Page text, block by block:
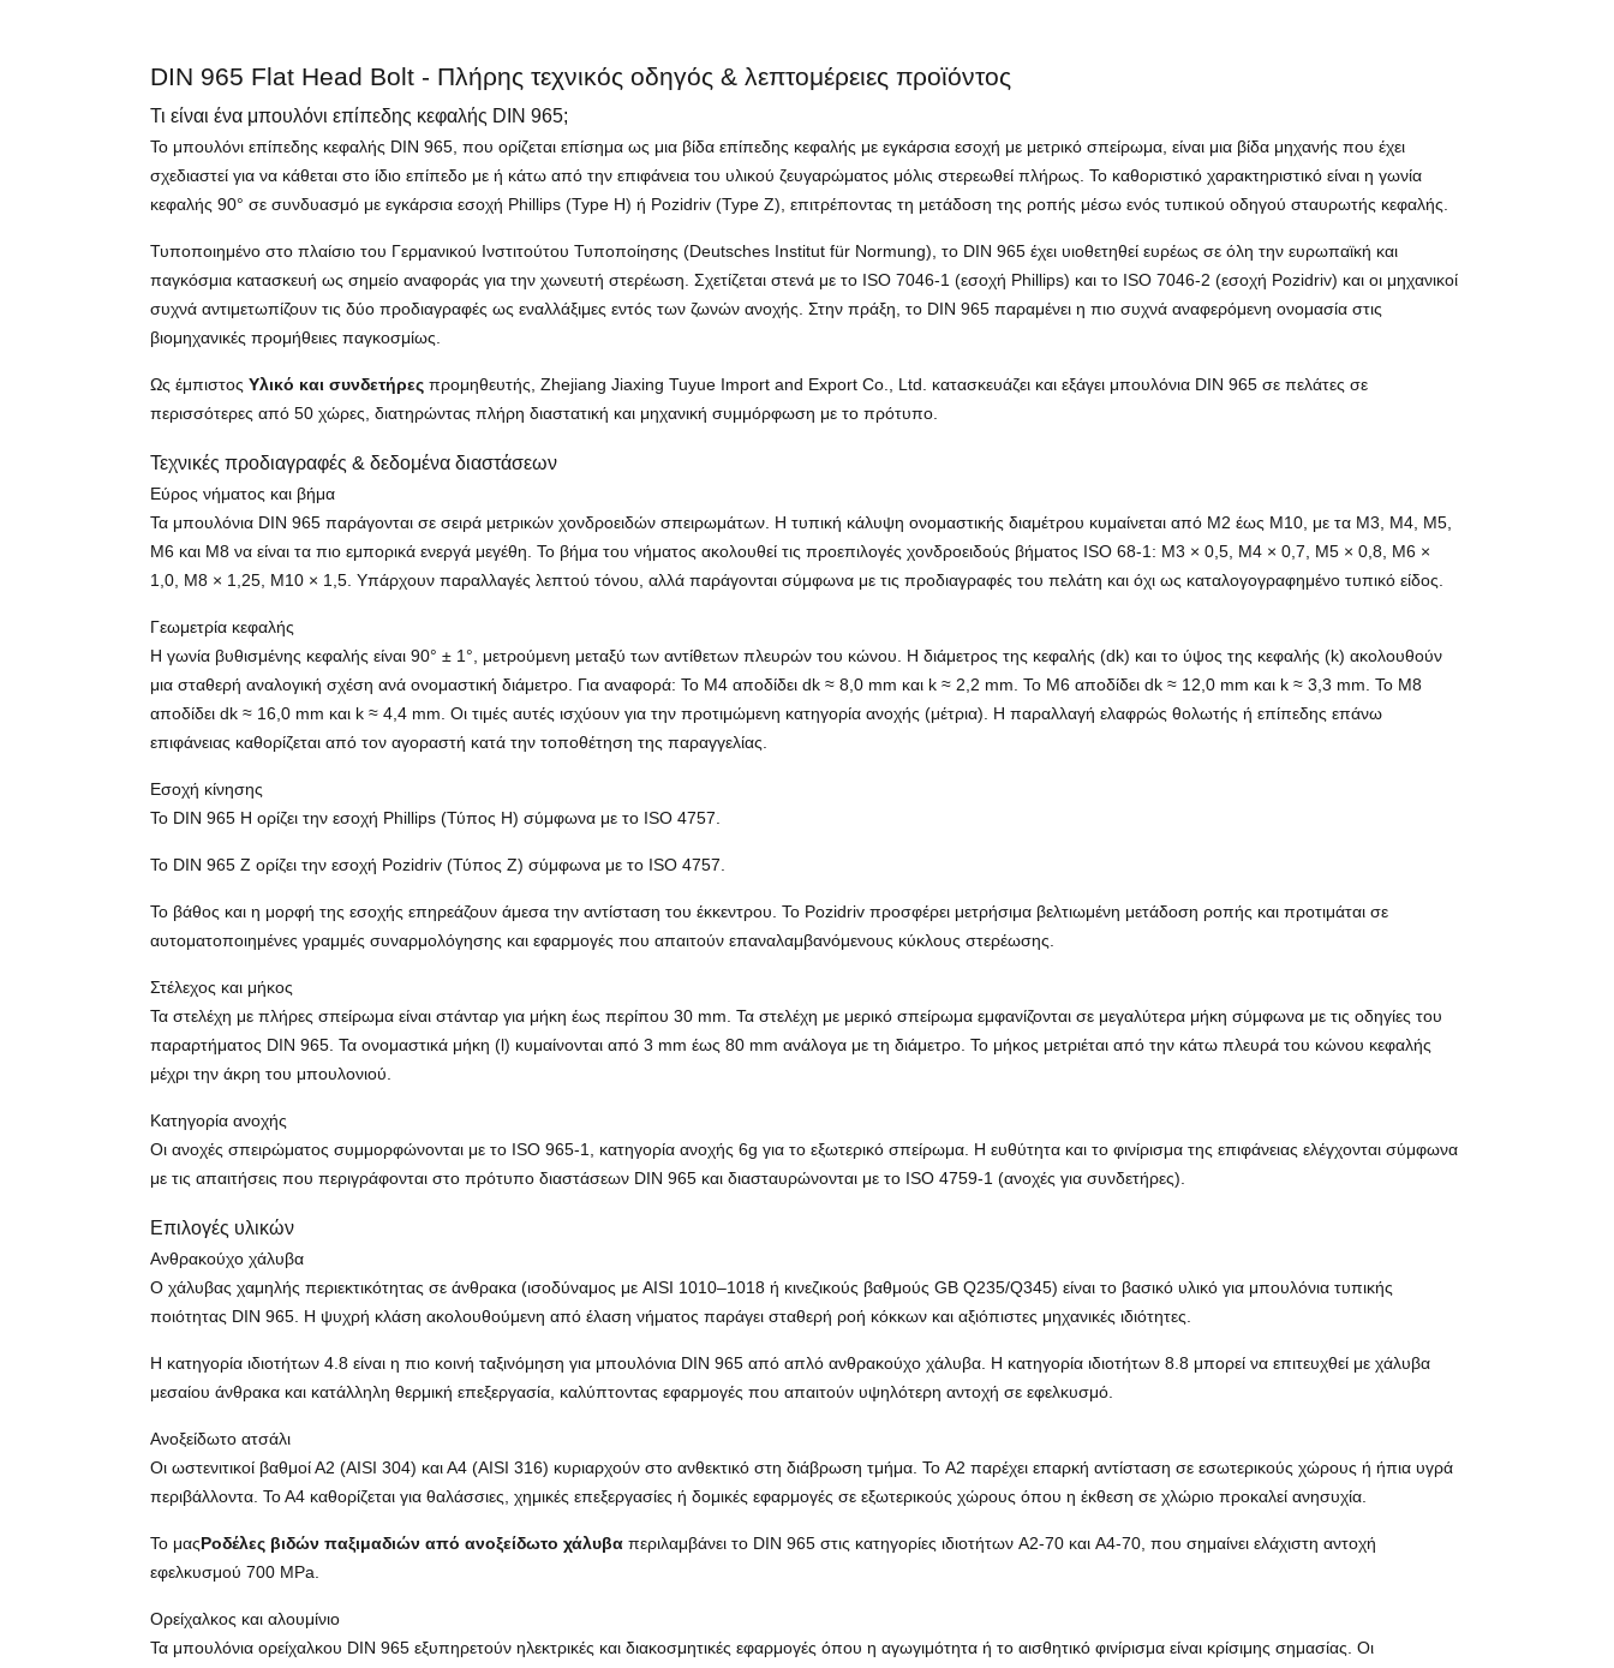
DIN 965 Flat Head Bolt - Πλήρης τεχνικός οδηγός & λεπτομέρειες προϊόντος
Τι είναι ένα μπουλόνι επίπεδης κεφαλής DIN 965;
Το μπουλόνι επίπεδης κεφαλής DIN 965, που ορίζεται επίσημα ως μια βίδα επίπεδης κεφαλής με εγκάρσια εσοχή με μετρικό σπείρωμα, είναι μια βίδα μηχανής που έχει
σχεδιαστεί για να κάθεται στο ίδιο επίπεδο με ή κάτω από την επιφάνεια του υλικού ζευγαρώματος μόλις στερεωθεί πλήρως. Το καθοριστικό χαρακτηριστικό είναι η γωνία
κεφαλής 90° σε συνδυασμό με εγκάρσια εσοχή Phillips (Type H) ή Pozidriv (Type Z), επιτρέποντας τη μετάδοση της ροπής μέσω ενός τυπικού οδηγού σταυρωτής κεφαλής.
Τυποποιημένο στο πλαίσιο του Γερμανικού Ινστιτούτου Τυποποίησης (Deutsches Institut für Normung), το DIN 965 έχει υιοθετηθεί ευρέως σε όλη την ευρωπαϊκή και
παγκόσμια κατασκευή ως σημείο αναφοράς για την χωνευτή στερέωση. Σχετίζεται στενά με το ISO 7046-1 (εσοχή Phillips) και το ISO 7046-2 (εσοχή Pozidriv) και οι μηχανικοί
συχνά αντιμετωπίζουν τις δύο προδιαγραφές ως εναλλάξιμες εντός των ζωνών ανοχής. Στην πράξη, το DIN 965 παραμένει η πιο συχνά αναφερόμενη ονομασία στις
βιομηχανικές προμήθειες παγκοσμίως.
Ως έμπιστοςΥλικό και συνδετήρες προμηθευτής, Zhejiang Jiaxing Tuyue Import and Export Co., Ltd. κατασκευάζει και εξάγει μπουλόνια DIN 965 σε πελάτες σε
περισσότερες από 50 χώρες, διατηρώντας πλήρη διαστατική και μηχανική συμμόρφωση με το πρότυπο.
Τεχνικές προδιαγραφές & δεδομένα διαστάσεων
Εύρος νήματος και βήμα
Τα μπουλόνια DIN 965 παράγονται σε σειρά μετρικών χονδροειδών σπειρωμάτων. Η τυπική κάλυψη ονομαστικής διαμέτρου κυμαίνεται από M2 έως M10, με τα M3, M4, M5,
M6 και M8 να είναι τα πιο εμπορικά ενεργά μεγέθη. Το βήμα του νήματος ακολουθεί τις προεπιλογές χονδροειδούς βήματος ISO 68-1: M3 × 0,5, M4 × 0,7, M5 × 0,8, M6 ×
1,0, M8 × 1,25, M10 × 1,5. Υπάρχουν παραλλαγές λεπτού τόνου, αλλά παράγονται σύμφωνα με τις προδιαγραφές του πελάτη και όχι ως καταλογογραφημένο τυπικό είδος.
Γεωμετρία κεφαλής
Η γωνία βυθισμένης κεφαλής είναι 90° ± 1°, μετρούμενη μεταξύ των αντίθετων πλευρών του κώνου. Η διάμετρος της κεφαλής (dk) και το ύψος της κεφαλής (k) ακολουθούν
μια σταθερή αναλογική σχέση ανά ονομαστική διάμετρο. Για αναφορά: Το M4 αποδίδει dk ≈ 8,0 mm και k ≈ 2,2 mm. Το M6 αποδίδει dk ≈ 12,0 mm και k ≈ 3,3 mm. Το M8
αποδίδει dk ≈ 16,0 mm και k ≈ 4,4 mm. Οι τιμές αυτές ισχύουν για την προτιμώμενη κατηγορία ανοχής (μέτρια). Η παραλλαγή ελαφρώς θολωτής ή επίπεδης επάνω
επιφάνειας καθορίζεται από τον αγοραστή κατά την τοποθέτηση της παραγγελίας.
Εσοχή κίνησης
Το DIN 965 H ορίζει την εσοχή Phillips (Τύπος H) σύμφωνα με το ISO 4757.
Το DIN 965 Z ορίζει την εσοχή Pozidriv (Τύπος Z) σύμφωνα με το ISO 4757.
Το βάθος και η μορφή της εσοχής επηρεάζουν άμεσα την αντίσταση του έκκεντρου. Το Pozidriv προσφέρει μετρήσιμα βελτιωμένη μετάδοση ροπής και προτιμάται σε
αυτοματοποιημένες γραμμές συναρμολόγησης και εφαρμογές που απαιτούν επαναλαμβανόμενους κύκλους στερέωσης.
Στέλεχος και μήκος
Τα στελέχη με πλήρες σπείρωμα είναι στάνταρ για μήκη έως περίπου 30 mm. Τα στελέχη με μερικό σπείρωμα εμφανίζονται σε μεγαλύτερα μήκη σύμφωνα με τις οδηγίες του
παραρτήματος DIN 965. Τα ονομαστικά μήκη (l) κυμαίνονται από 3 mm έως 80 mm ανάλογα με τη διάμετρο. Το μήκος μετριέται από την κάτω πλευρά του κώνου κεφαλής
μέχρι την άκρη του μπουλονιού.
Κατηγορία ανοχής
Οι ανοχές σπειρώματος συμμορφώνονται με το ISO 965-1, κατηγορία ανοχής 6g για το εξωτερικό σπείρωμα. Η ευθύτητα και το φινίρισμα της επιφάνειας ελέγχονται σύμφωνα
με τις απαιτήσεις που περιγράφονται στο πρότυπο διαστάσεων DIN 965 και διασταυρώνονται με το ISO 4759-1 (ανοχές για συνδετήρες).
Επιλογές υλικών
Ανθρακούχο χάλυβα
Ο χάλυβας χαμηλής περιεκτικότητας σε άνθρακα (ισοδύναμος με AISI 1010–1018 ή κινεζικούς βαθμούς GB Q235/Q345) είναι το βασικό υλικό για μπουλόνια τυπικής
ποιότητας DIN 965. Η ψυχρή κλάση ακολουθούμενη από έλαση νήματος παράγει σταθερή ροή κόκκων και αξιόπιστες μηχανικές ιδιότητες.
Η κατηγορία ιδιοτήτων 4.8 είναι η πιο κοινή ταξινόμηση για μπουλόνια DIN 965 από απλό ανθρακούχο χάλυβα. Η κατηγορία ιδιοτήτων 8.8 μπορεί να επιτευχθεί με χάλυβα
μεσαίου άνθρακα και κατάλληλη θερμική επεξεργασία, καλύπτοντας εφαρμογές που απαιτούν υψηλότερη αντοχή σε εφελκυσμό.
Ανοξείδωτο ατσάλι
Οι ωστενιτικοί βαθμοί Α2 (AISI 304) και Α4 (AISI 316) κυριαρχούν στο ανθεκτικό στη διάβρωση τμήμα. Το A2 παρέχει επαρκή αντίσταση σε εσωτερικούς χώρους ή ήπια υγρά
περιβάλλοντα. Το Α4 καθορίζεται για θαλάσσιες, χημικές επεξεργασίες ή δομικές εφαρμογές σε εξωτερικούς χώρους όπου η έκθεση σε χλώριο προκαλεί ανησυχία.
Το μαςΡοδέλες βιδών παξιμαδιών από ανοξείδωτο χάλυβα περιλαμβάνει το DIN 965 στις κατηγορίες ιδιοτήτων A2-70 και A4-70, που σημαίνει ελάχιστη αντοχή
εφελκυσμού 700 MPa.
Ορείχαλκος και αλουμίνιο
Τα μπουλόνια ορείχαλκου DIN 965 εξυπηρετούν ηλεκτρικές και διακοσμητικές εφαρμογές όπου η αγωγιμότητα ή το αισθητικό φινίρισμα είναι κρίσιμης σημασίας. Οι